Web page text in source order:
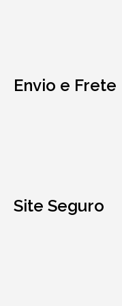
Envio e Frete
Site Seguro